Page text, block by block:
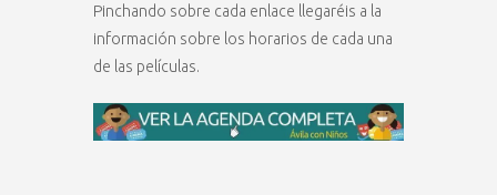
Pinchando sobre cada enlace llegaréis a la
información sobre los horarios de cada una
de las películas.